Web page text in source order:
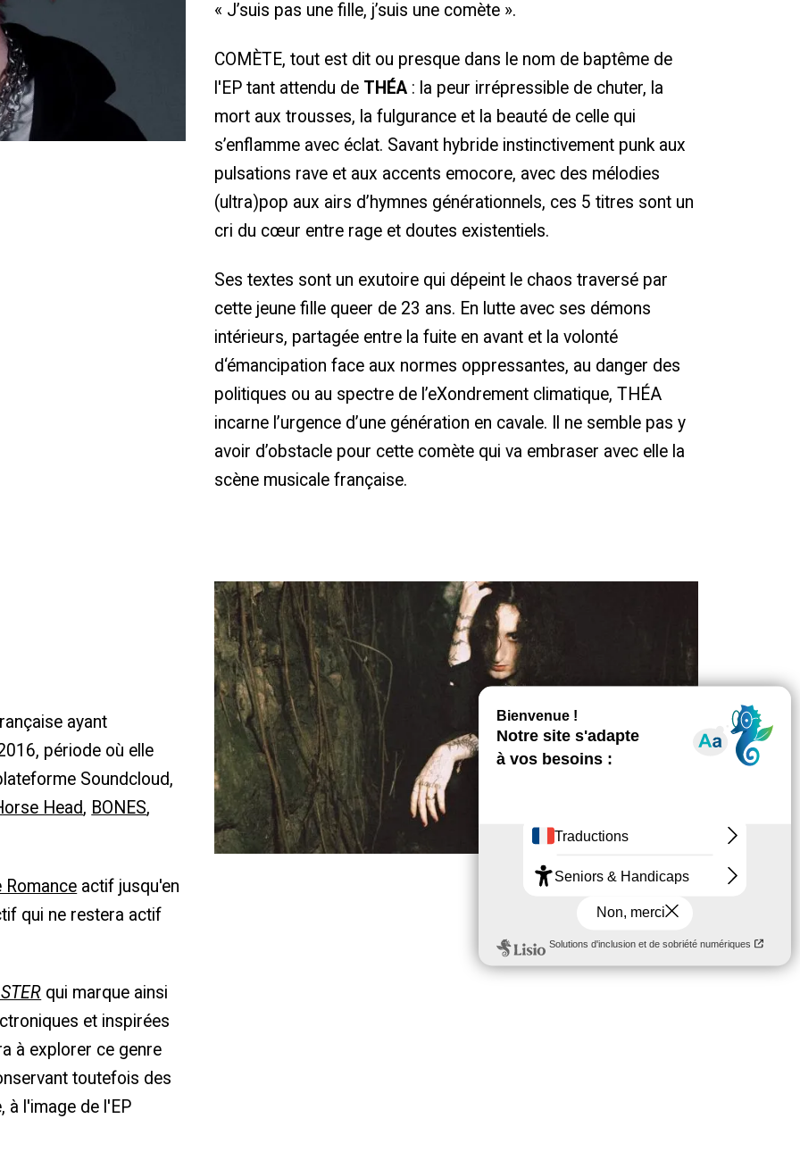
« J’suis pas une fille, j’suis une comète ».
COMÈTE, tout est dit ou presque dans le nom de baptême de
l'EP tant attendu de THÉA : la peur irrépressible de chuter, la
mort aux trousses, la fulgurance et la beauté de celle qui
s’enflamme avec éclat. Savant hybride instinctivement punk aux
pulsations rave et aux accents emocore, avec des mélodies
(ultra)pop aux airs d’hymnes générationnels, ces 5 titres sont un
cri du cœur entre rage et doutes existentiels.
Ses textes sont un exutoire qui dépeint le chaos traversé par
cette jeune fille queer de 23 ans. En lutte avec ses démons
intérieurs, partagée entre la fuite en avant et la volonté
d‘émancipation face aux normes oppressantes, au danger des
politiques ou au spectre de l’eXondrement climatique, THÉA
incarne l’urgence d’une génération en cavale. Il ne semble pas y
avoir d’obstacle pour cette comète qui va embraser avec elle la
scène musicale française.
ayant
période où elle
Soundcloud,
Head, BONES,
Romance actif jusqu'en
qui ne restera actif
qui marque ainsi
et inspirées
à explorer ce genre
toutefois des
à l'image de l'EP